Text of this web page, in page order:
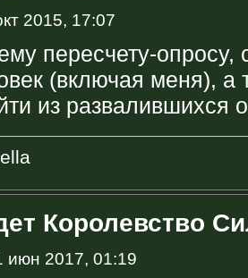
2015, 17:07
пересчету-
(включая меня), а
из развалившихся
Королевство
июн 2017, 01:19